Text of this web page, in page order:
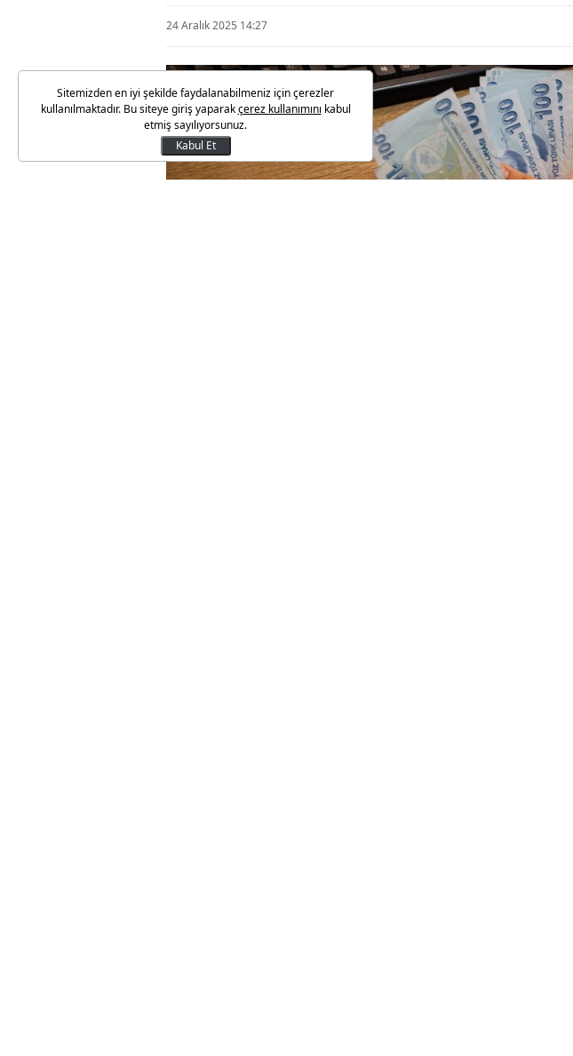
24 Aralık 2025 14:27
Sitemizden en iyi şekilde faydalanabilmeniz için çerezler
kullanılmaktadır. Bu siteye giriş yaparakçerez kullanımını kabul
etmiş sayılıyorsunuz.
Kabul Et